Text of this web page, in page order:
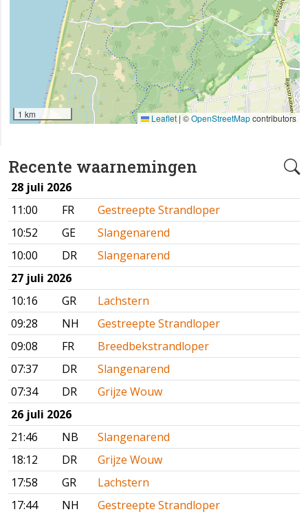
Recente waarnemingen
28 juli 2026
11:00
FR
Gestreepte Strandloper
10:52
GE
Slangenarend
10:00
DR
Slangenarend
27 juli 2026
10:16
GR
Lachstern
09:28
NH
Gestreepte Strandloper
09:08
FR
Breedbekstrandloper
07:37
DR
Slangenarend
07:34
DR
Grijze Wouw
26 juli 2026
21:46
NB
Slangenarend
18:12
DR
Grijze Wouw
17:58
GR
Lachstern
17:44
NH
Gestreepte Strandloper
1 km Leaflet | ©OpenStreetMapcontributors